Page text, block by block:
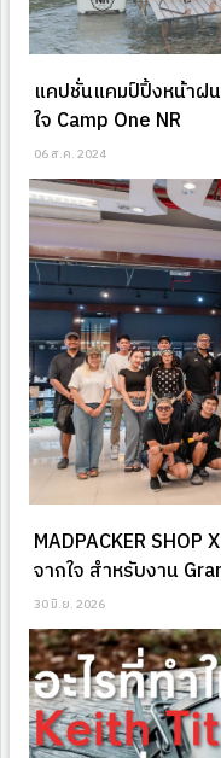
แคปชั่นแคมป์ปิ้งหน้าฝ
ใจ Camp One NR
06 ส.ค. 2024
MADPACKER
จากใจ สำหรับงาน
30 มิ.ย. 2026